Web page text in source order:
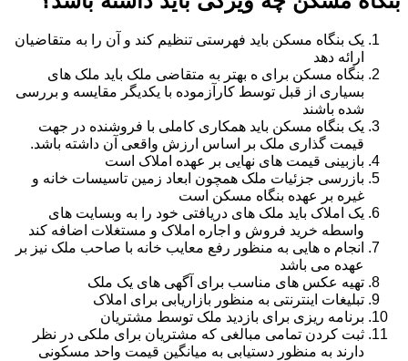
یک بنگاه مسکن باید فهرستی تنظیم کند و آن را به متقاضیان
ارائه دهد
بنگاه مسکن برای ه بهتر به متقاضی ملک باید ملک های
بسیاری از قبل توسط کارآزموده با یکدیگر مقایسه و بررسی
شده باشند
یک بنگاه مسکن باید همکاری کاملی با فروشنده در جهت
قیمت گذاری ملک بر اساس ارزش واقعی آن داشته باشد.
بازبینی قیمت های نهایی بر عهده املاک است
بازرسی جزئیات ملک همچون ابعاد زمین تاسیسات خانه و
غیره بر عهده بنگاه مسکن است
یک املاک باید ملک های دریافتی خود را به وبسایت های
واسطه خرید فروش و اجاره املاک و مستغلات اضافه کند
انجام ه هایی به منظور رفع معایب خانه با صاحب ملک نیز بر
عهده می باشد
تهیه عکس های مناسب برای آگهی های یک ملک
تبلیغات اینترنتی به منظور بازاریابی برای املاک
برنامه ریزی برای بازدید ملک توسط مشتریان
ثبت کردن تمامی مبالغی که مشتریان برای ملکی در نظر
دارند به منظور دستیابی به میانگین قیمت واحد مسکونی